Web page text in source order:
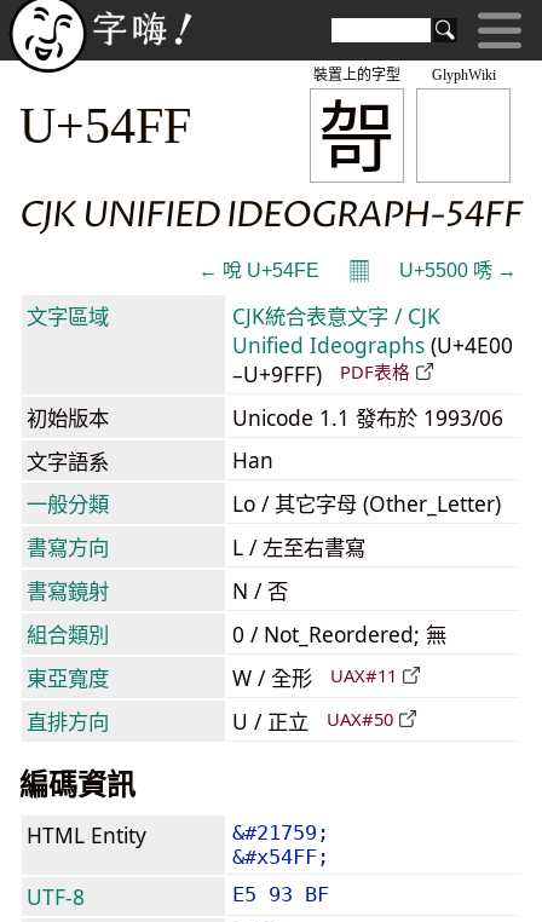
GlyphWiki
哿
裝置上的字型
U+54FF
CJK UNIFIED IDEOGRAPH-54FF
← 哾 U+54FE 𝄜 U+5500 唀 →
文字區域
CJK統合表意文字 / CJK
Unified Ideographs (U+4E00
–U+9FFF)
PDF表格
初始版本
Unicode 1.1 發布於 1993/06
文字語系
Han
一般分類
Lo / 其它字母 (Other_Letter)
書寫方向
L / 左至右書寫
書寫鏡射
N / 否
組合類別
0 / Not_Reordered; 無
東亞寬度
W / 全形 UAX#11
直排方向 U / 正立 UAX#50
編碼資訊
HTML Entity
&#21759;
&#x54FF;
UTF-8 E5 93 BF